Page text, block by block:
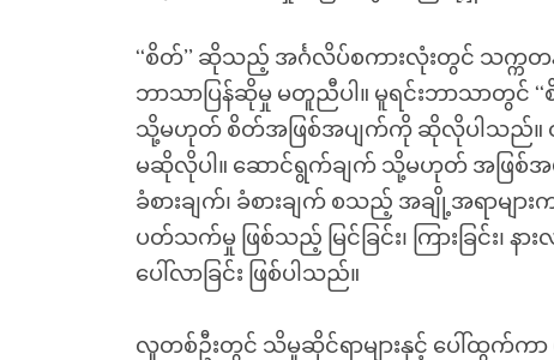
‘‘စိတ်’’ ဆိုသည့် အင်္ဂလိပ်စကားလုံးတွင် သက္က
ဘာသာပြန်ဆိုမှု မတူညီပါ။ မူရင်းဘာသာတွင်
သို့မဟုတ် စိတ်အဖြစ်အပျက်ကို ဆိုလိုပါသည်။
မဆိုလိုပါ။ ဆောင်ရွက်ချက် သို့မဟုတ် အဖြစ်အ
ခံစားချက်၊ ခံစားချက် စသည့် အချို့အရာမ
ပတ်သက်မှု ဖြစ်သည့် မြင်ခြင်း၊ ကြားခြင်း၊ န
ပေါ်လာခြင်း ဖြစ်ပါသည်။
လူတစ်ဦးတွင် သိမှုဆိုင်ရာများနှင့် ပေါ်ထွ